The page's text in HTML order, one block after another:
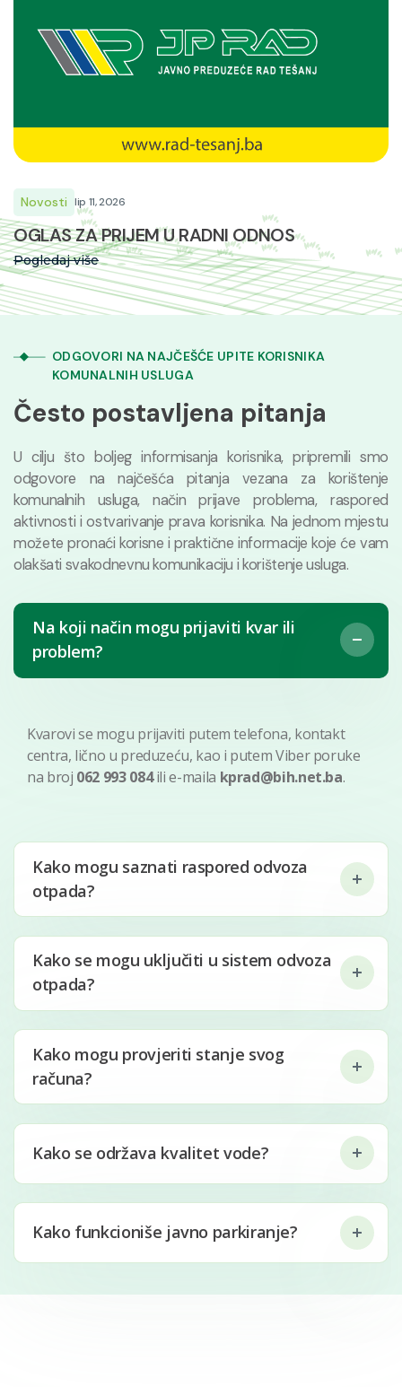
Novosti lip 11, 2026
OGLAS ZA PRIJEM U RADNI ODNOS
Pogledaj više
ODGOVORI NA NAJČEŠĆE UPITE KORISNIKA
KOMUNALNIH USLUGA
Često postavljena pitanja
U cilju što boljeg informisanja korisnika, pripremili smo
odgovore na najčešća pitanja vezana za korištenje
komunalnih usluga, način prijave problema, raspored
aktivnosti i ostvarivanje prava korisnika. Na jednom mjestu
možete pronaći korisne i praktične informacije koje će vam
olakšati svakodnevnu komunikaciju i korištenje usluga.
Na koji način mogu prijaviti kvar ili
problem?
Kvarovi se mogu prijaviti putem telefona, kontakt
centra, lično u preduzeću, kao i putem Viber poruke
na broj 062 993 084ili e-maila kprad@bih.net.ba.
Kako mogu saznati raspored odvoza
otpada?
Kako se mogu uključiti u sistem odvoza
otpada?
Kako mogu provjeriti stanje svog
računa?
Kako se održava kvalitet vode?
Kako funkcioniše javno parkiranje?